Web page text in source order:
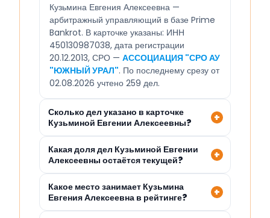
Кузьмина Евгения Алексеевна —
арбитражный управляющий в базе Prime
Bankrot. В карточке указаны: ИНН
450130987038, дата регистрации
20.12.2013, СРО — АССОЦИАЦИЯ "СРО АУ
"ЮЖНЫЙ УРАЛ". По последнему срезу от
02.08.2026 учтено 259 дел.
Сколько дел указано в карточке
Кузьминой Евгении Алексеевны?
Какая доля дел Кузьминой Евгении
Алексеевны остаётся текущей?
Какое место занимает Кузьмина
Евгения Алексеевна в рейтинге?